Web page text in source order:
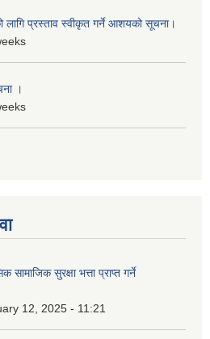
लागि प्रस्ताव स्वीकृत गर्ने आशयको सूचना।
।
सुरक्षा भत्ता प्राप्त गर्ने
12, 2025 - 11:21